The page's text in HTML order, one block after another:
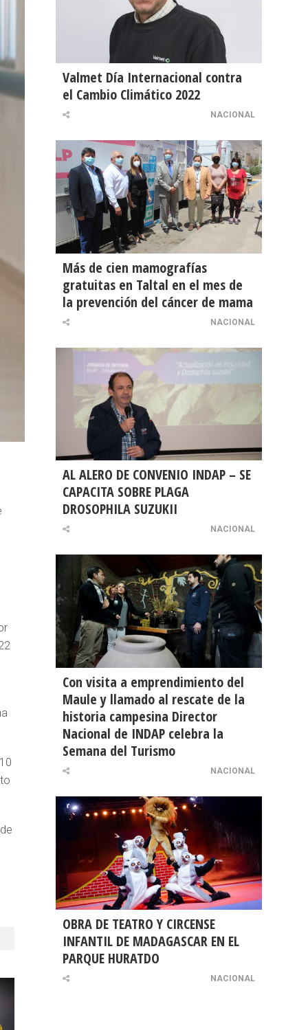
Valmet Día Internacional contra
el Cambio Climático 2022
NACIONAL
Más de cien mamografías
gratuitas en Taltal en el mes de
la prevención del cáncer de mama
NACIONAL
AL ALERO DE CONVENIO INDAP – SE
CAPACITA SOBRE PLAGA
DROSOPHILA SUZUKII
NACIONAL
Con visita a emprendimiento del
Maule y llamado al rescate de la
historia campesina Director
Nacional de INDAP celebra la
Semana del Turismo
NACIONAL
OBRA DE TEATRO Y CIRCENSE
INFANTIL DE MADAGASCAR EN EL
PARQUE HURATDO
NACIONAL